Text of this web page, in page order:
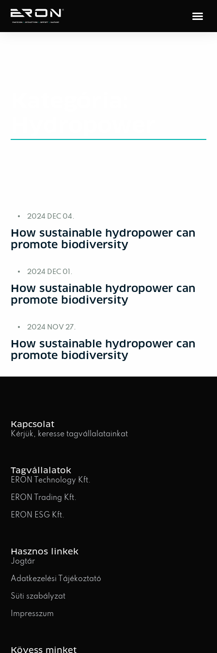
How sustainable hydropower can
promote biodiversity
2024 DEC 04.
How sustainable hydropower can
promote biodiversity
2024 DEC 01.
How sustainable hydropower can
promote biodiversity
2024 NOV 27.
Kapcsolat
Kérjük, keresse tagvállalatainkat
Tagvállalatok
ERON Technology Kft.
ERON Trading Kft.
ERON ESG Kft.
Hasznos linkek
Jogtár
Adatkezelési Tájékoztató
Süti szabályzat
Impresszum
Kövess minket